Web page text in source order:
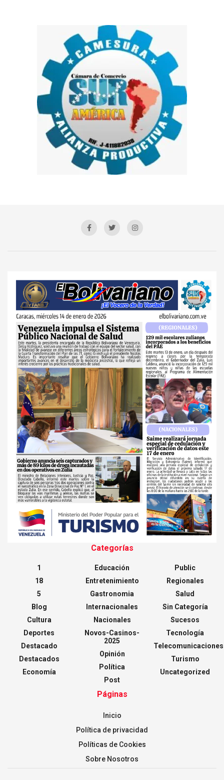
Categorías
1
18
5
Blog
Cultura
Deportes
Destacado
Destacados
Economía
Educación
Entretenimiento
Gastronomia
Internacionales
Nacionales
Novos-Casinos-
2025
Opinión
Política
Post
Public
Regionales
Salud
Sin Categoría
Sucesos
Tecnología
Telecomunicaciones
Turismo
Uncategorized
Páginas
Inicio
Política de privacidad
Políticas de Cookies
Sobre Nosotros